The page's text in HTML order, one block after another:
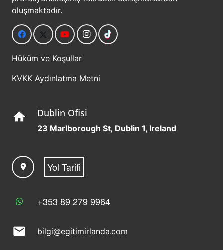
oluşmaktadır.
Hüküm ve Koşullar
KVKK Aydınlatma Metni
home Dublin Ofisi
23 Marlborough St, Dublin 1, Ireland
location_on Yol Tarifi
+353 89 279 9964
mail bilgi@egitimirlanda.com